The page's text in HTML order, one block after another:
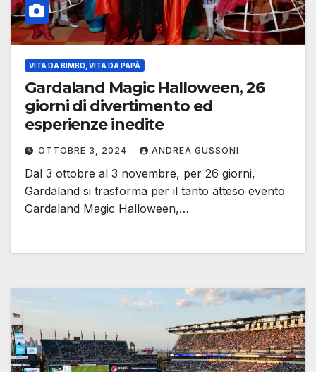
VITA DA BIMBO, VITA DA PAPÀ
Gardaland Magic Halloween, 26
giorni di divertimento ed
esperienze inedite
OTTOBRE 3, 2024 ANDREA GUSSONI
Dal 3 ottobre al 3 novembre, per 26 giorni,
Gardaland si trasforma per il tanto atteso evento
Gardaland Magic Halloween,…